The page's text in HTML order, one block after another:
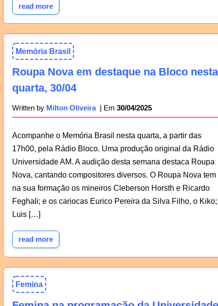
read more
Memória Brasil
Roupa Nova em destaque na Bloco nesta
quarta, 30/04
Written by Milton Oliveira 30/04/2025
Acompanhe o Memória Brasil nesta quarta, a partir das
17h00, pela Rádio Bloco. Uma produção original da Rádio
Universidade AM. A audição desta semana destaca Roupa
Nova, cantando compositores diversos. O Roupa Nova tem
na sua formação os mineiros Cleberson Horsth e Ricardo
Feghali; e os cariocas Eurico Pereira da Silva Filho, o Kiko;
Luis […]
read more
Femina